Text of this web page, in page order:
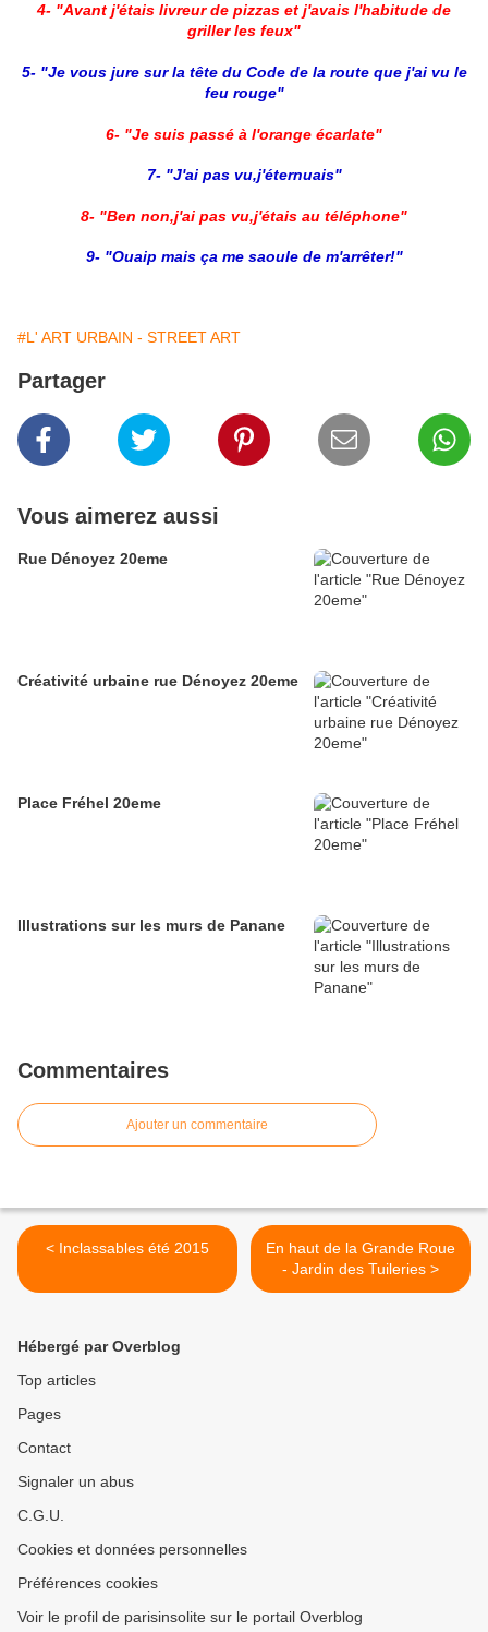
4- "Avant j'étais livreur de pizzas et j'avais l'habitude de
griller les feux"
5- "Je vous jure sur la tête du Code de la route que j'ai vu le
feu rouge"
6- "Je suis passé à l'orange écarlate"
7- "J'ai pas vu,j'éternuais"
8- "Ben non,j'ai pas vu,j'étais au téléphone"
9- "Ouaip mais ça me saoule de m'arrêter!"
#L' ART URBAIN - STREET ART
Partager
Vous aimerez aussi
Rue Dénoyez 20eme
Créativité urbaine rue Dénoyez 20eme
Place Fréhel 20eme
Illustrations sur les murs de Panane
Commentaires
Ajouter un commentaire
< Inclassables été 2015
En haut de la Grande Roue
- Jardin des Tuileries >
Hébergé par Overblog
Top articles
Pages
Contact
Signaler un abus
C.G.U.
Cookies et données personnelles
Préférences cookies
Voir le profil de parisinsolite sur le portail Overblog